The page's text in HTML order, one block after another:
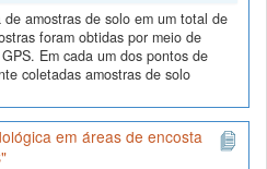
amostras de solo em um total de
foram obtidas por meio de
Em cada um dos pontos de
coletadas amostras de solo
em áreas de encosta